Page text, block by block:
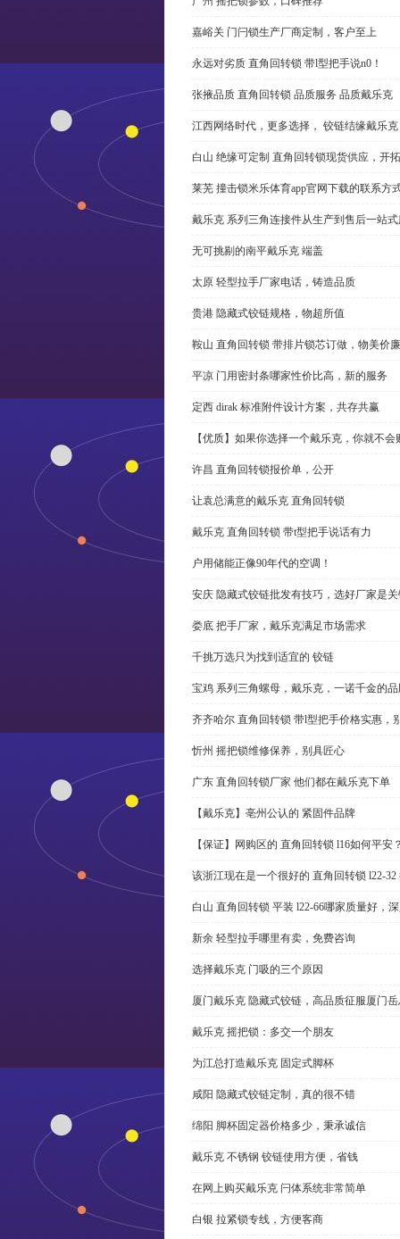
嘉峪关 门闩锁生产厂商定制，客户至上
永远对劣质 直角回转锁 带l型把手说n0！
张掖品质 直角回转锁 品质服务 品质戴乐克
江西网络时代，更多选择， 铰链结缘戴乐克
白山 绝缘可定制 直角回转锁现货供应，开
莱芜 撞击锁米乐体育app官网下载的联系方
戴乐克 系列三角连接件从生产到售后一站
无可挑剔的南平戴乐克 端盖
太原 轻型拉手厂家电话，铸造品质
贵港 隐藏式铰链规格，物超所值
鞍山 直角回转锁 带排片锁芯订做，物美价廉
平凉 门用密封条哪家性价比高，新的服务
定西 dirak 标准附件设计方案，共存共赢
【优质】如果你选择一个戴乐克，你就不
许昌 直角回转锁报价单，公开
让袁总满意的戴乐克 直角回转锁
戴乐克 直角回转锁 带t型把手说话有力
户用储能正像90年代的空调！
安庆 隐藏式铰链批发有技巧，选好厂家是
娄底 把手厂家，戴乐克满足市场需求
千挑万选只为找到适宜的 铰链
宝鸡 系列三角螺母，戴乐克，一诺千金的
齐齐哈尔 直角回转锁 带l型把手价格实惠，
忻州 摇把锁维修保养，别具匠心
广东 直角回转锁厂家 他们都在戴乐克下单
【戴乐克】亳州公认的 紧固件品牌
【保证】网购区的 直角回转锁 l16如何平安
该浙江现在是一个很好的 直角回转锁 l22-
白山 直角回转锁 平装 l22-66哪家质量好，
新余 轻型拉手哪里有卖，免费咨询
选择戴乐克 门吸的三个原因
厦门戴乐克 隐藏式铰链，高品质征服厦门
戴乐克 摇把锁：多交一个朋友
为江总打造戴乐克 固定式脚杯
咸阳 隐藏式铰链定制，真的很不错
绵阳 脚杯固定器价格多少，秉承诚信
戴乐克 不锈钢 铰链使用方便，省钱
在网上购买戴乐克 闩体系统非常简单
白银 拉紧锁专线，方便客商